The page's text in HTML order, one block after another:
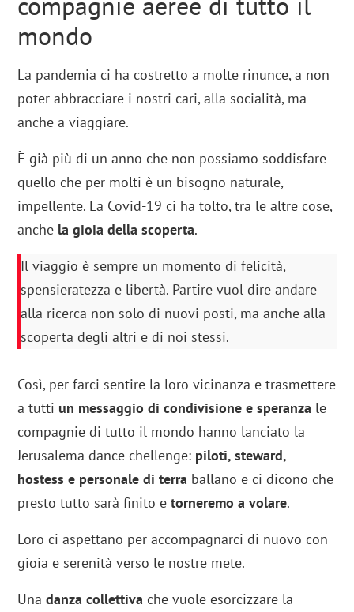
mondo
La pandemia ci ha costretto a molte rinunce, a non
poter abbracciare i nostri cari, alla socialità, ma
anche a viaggiare.
È già più di un anno che non possiamo soddisfare
quello che per molti è un bisogno naturale,
impellente. La Covid-19 ci ha tolto, tra le altre cose,
anche la gioia della scoperta.
Il viaggio è sempre un momento di felicità,
spensieratezza e libertà. Partire vuol dire andare
alla ricerca non solo di nuovi posti, ma anche alla
scoperta degli altri e di noi stessi.
Così, per farci sentire la loro vicinanza e trasmettere
a tutti un messaggio di condivisione e speranza le
compagnie di tutto il mondo hanno lanciato la
Jerusalema dance chellenge: piloti, steward,
hostess e personale di terra ballano e ci dicono che
presto tutto sarà finito etorneremo a volare.
Loro ci aspettano per accompagnarci di nuovo con
gioia e serenità verso le nostre mete.
Unadanza collettiva che vuole esorcizzare la